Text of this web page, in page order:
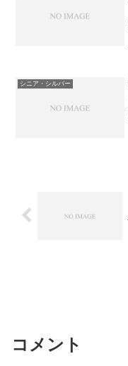
シニア・シルバー
コメント